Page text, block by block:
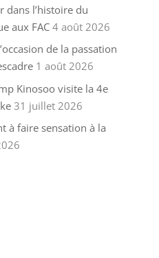
dans l’histoire du
aux FAC 4 août 2026
de la passation
1 août 2026
Kinosoo visite la 4e
31 juillet 2026
à faire sensation à la